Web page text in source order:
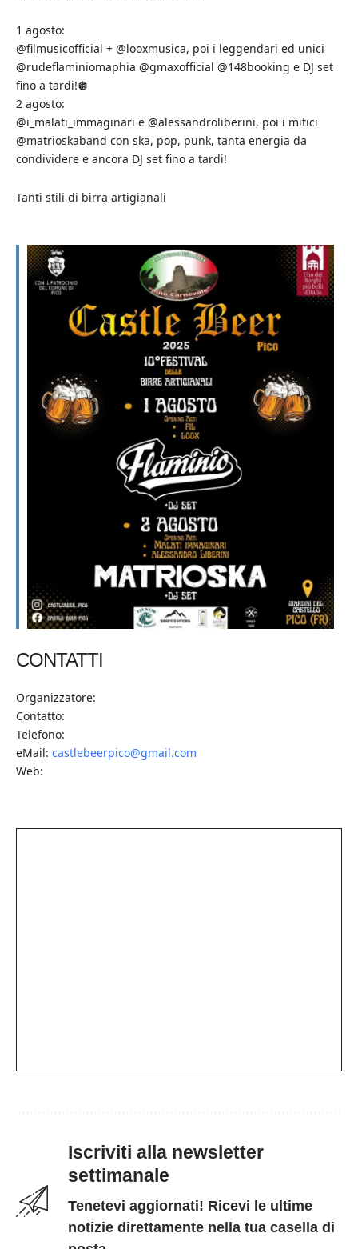
1 agosto:
@filmusicofficial + @looxmusica, poi i leggendari ed unici
@rudeflaminiomaphia @gmaxofficial @148booking e DJ set
fino a tardi!🪩
2 agosto:
@i_malati_immaginari e @alessandroliberini, poi i mitici
@matrioskaband con ska, pop, punk, tanta energia da
condividere e ancora DJ set fino a tardi!
Tanti stili di birra artigianali
CONTATTI
Organizzatore:
Contatto:
Telefono:
eMail: castlebeerpico@gmail.com
Web:
Iscriviti alla newsletter
settimanale
Tenetevi aggiornati! Ricevi le ultime
notizie direttamente nella tua casella di